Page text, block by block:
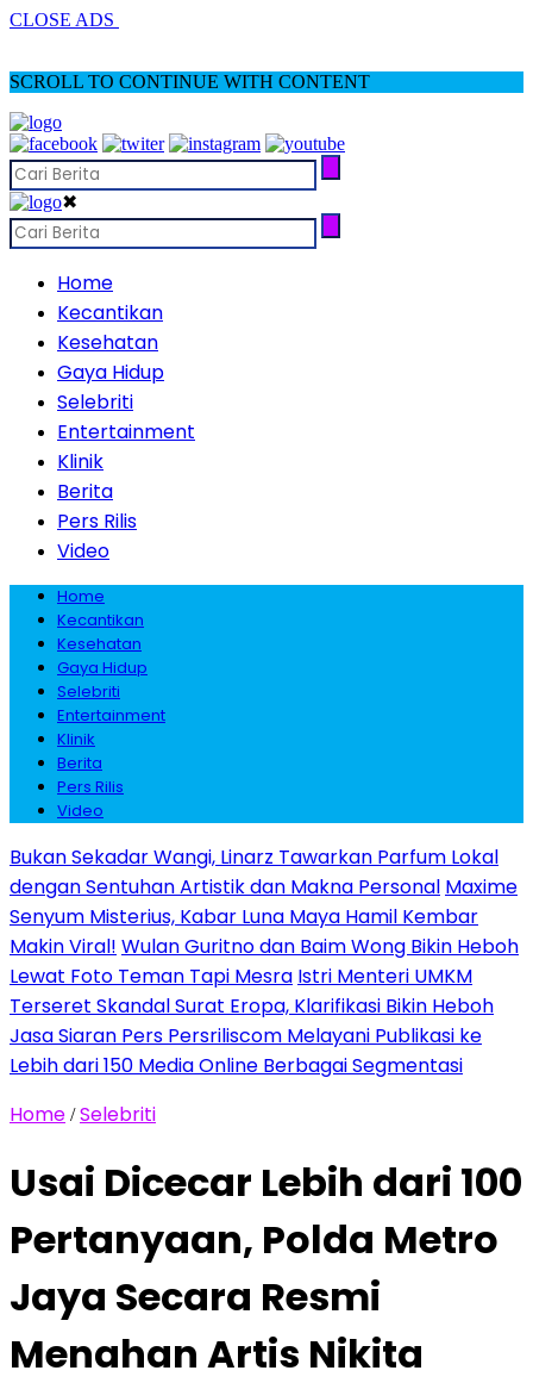
CLOSE ADS
SCROLL TO CONTINUE WITH CONTENT
✖
Home
Kecantikan
Kesehatan
Gaya Hidup
Selebriti
Entertainment
Klinik
Berita
Pers Rilis
Video
Home
Kecantikan
Kesehatan
Gaya Hidup
Selebriti
Entertainment
Klinik
Berita
Pers Rilis
Video
Bukan Sekadar Wangi, Linarz Tawarkan Parfum Lokal
dengan Sentuhan Artistik dan Makna Personal Maxime
Senyum Misterius, Kabar Luna Maya Hamil Kembar
Makin Viral! Wulan Guritno dan Baim Wong Bikin Heboh
Lewat Foto Teman Tapi Mesra Istri Menteri UMKM
Terseret Skandal Surat Eropa, Klarifikasi Bikin Heboh
Jasa Siaran Pers Persriliscom Melayani Publikasi ke
Lebih dari 150 Media Online Berbagai Segmentasi
Home /Selebriti
Usai Dicecar Lebih dari 100
Pertanyaan, Polda Metro
Jaya Secara Resmi
Menahan Artis Nikita